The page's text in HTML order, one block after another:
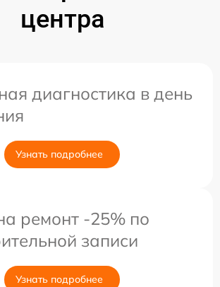
центра
диагностика в день
Узнать подробнее
ремонт -25% по
записи
Узнать подробнее